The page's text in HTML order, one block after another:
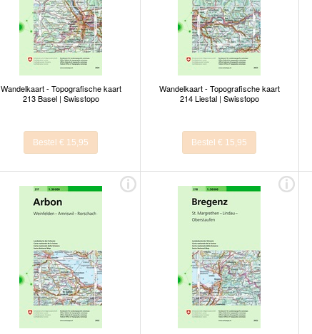
Wandelkaart - Topografische kaart
213 Basel | Swisstopo
Bestel € 15,95
Wandelkaart - Topografische kaart
214 Liestal | Swisstopo
Bestel € 15,95